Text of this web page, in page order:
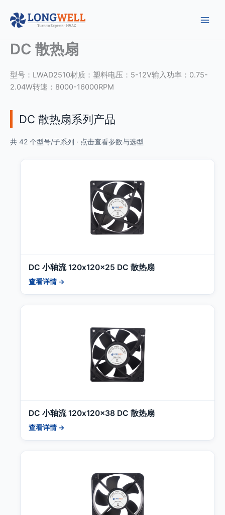
容 DC 散热扇
型号：LWAD2510材质：塑料电压：5-12V输入功率：0.75-
2.04W转速：8000-16000RPM
DC 散热扇系列产品
共 42 个型号/子系列 · 点击查看参数与选型
DC 小轴流 120x120x25 DC 散热扇
查看详情 →
DC 小轴流 120x120x38 DC 散热扇
查看详情 →